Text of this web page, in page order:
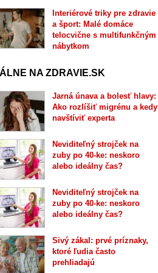
Interiérové triky pre zdravie
a šport: Malé domáce
telocvične s multifunkčným
nábytkom
NA ZDRAVIE.SK
Jarná únava a bolesť hlavy:
Ako rozlíšiť migrénu a kedy
navštíviť experta
Neviditeľný strojček na
zuby po 40-ke: neskoro
alebo ideálny čas?
Neviditeľný strojček na
zuby po 40-ke: neskoro
alebo ideálny čas?
Sivý zákal: prvé príznaky,
ktoré ľudia často
prehliadajú